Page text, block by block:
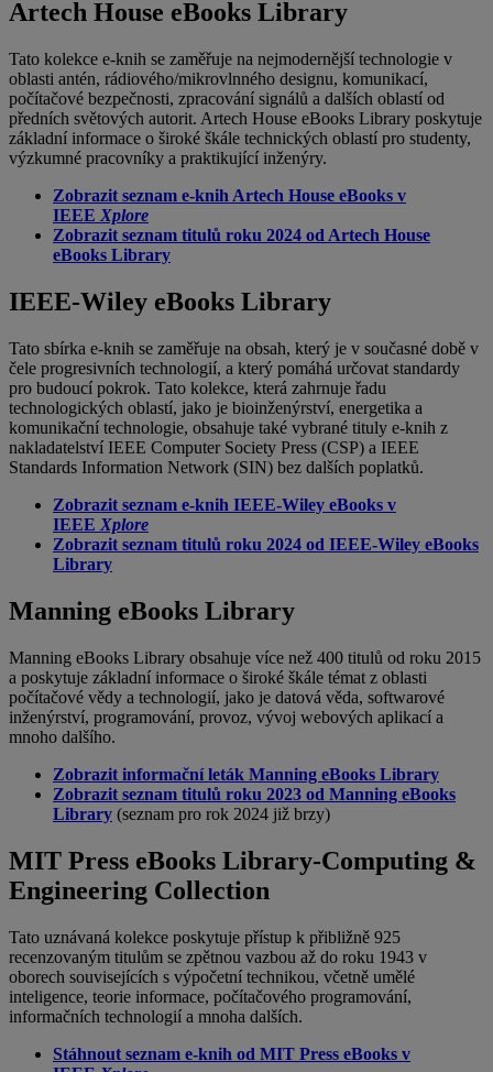
Artech House eBooks Library
Tato kolekce e-knih se zaměřuje na nejmodernější technologie v
oblasti antén, rádiového/mikrovlnného designu, komunikací,
počítačové bezpečnosti, zpracování signálů a dalších oblastí od
předních světových autorit. Artech House eBooks Library poskytuje
základní informace o široké škále technických oblastí pro studenty,
výzkumné pracovníky a praktikující inženýry.
Zobrazit seznam e-knih Artech House eBooks v
IEEE Xplore
Zobrazit seznam titulů roku 2024 od Artech House
eBooks Library
IEEE-Wiley eBooks Library
Tato sbírka e-knih se zaměřuje na obsah, který je v současné době v
čele progresivních technologií, a který pomáhá určovat standardy
pro budoucí pokrok. Tato kolekce, která zahrnuje řadu
technologických oblastí, jako je bioinženýrství, energetika a
komunikační technologie, obsahuje také vybrané tituly e-knih z
nakladatelství IEEE Computer Society Press (CSP) a IEEE
Standards Information Network (SIN) bez dalších poplatků.
Zobrazit seznam e-knih IEEE-Wiley eBooks v
IEEE Xplore
Zobrazit seznam titulů roku 2024 od IEEE-Wiley eBooks
Library
Manning eBooks Library
Manning eBooks Library obsahuje více než 400 titulů od roku 2015
a poskytuje základní informace o široké škále témat z oblasti
počítačové vědy a technologií, jako je datová věda, softwarové
inženýrství, programování, provoz, vývoj webových aplikací a
mnoho dalšího.
Zobrazit informační leták Manning eBooks Library
Zobrazit seznam titulů roku 2023 od Manning eBooks
Library (seznam pro rok 2024 již brzy)
MIT Press eBooks Library-Computing &
Engineering Collection
Tato uznávaná kolekce poskytuje přístup k přibližně 925
recenzovaným titulům se zpětnou vazbou až do roku 1943 v
oborech souvisejících s výpočetní technikou, včetně umělé
inteligence, teorie informace, počítačového programování,
informačních technologií a mnoha dalších.
Stáhnout seznam e-knih od MIT Press eBooks v